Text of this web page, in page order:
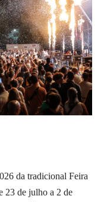
da tradicional Feira
23 de julho a 2 de